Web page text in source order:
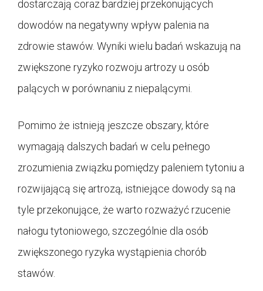
dostarczają coraz bardziej przekonujących
dowodów na negatywny wpływ palenia na
zdrowie stawów. Wyniki wielu badań wskazują na
zwiększone ryzyko rozwoju artrozy u osób
palących w porównaniu z niepalącymi.
Pomimo że istnieją jeszcze obszary, które
wymagają dalszych badań w celu pełnego
zrozumienia związku pomiędzy paleniem tytoniu a
rozwijającą się artrozą, istniejące dowody są na
tyle przekonujące, że warto rozważyć rzucenie
nałogu tytoniowego, szczególnie dla osób
zwiększonego ryzyka wystąpienia chorób
stawów.